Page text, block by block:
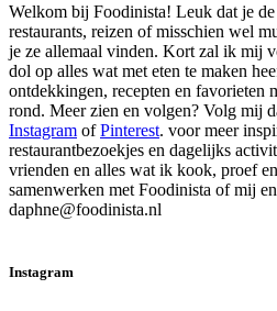
Welkom bij Foodinista! Leuk dat je
restaurants, reizen of misschien wel
je ze allemaal vinden. Kort zal ik mij
dol op alles wat met eten te maken
ontdekkingen, recepten en favorieten
rond. Meer zien en volgen? Volg mij
Instagram ofPinterest. voor meer
restaurantbezoekjes en dagelijks
vrienden en alles wat ik kook, proef
samenwerken met Foodinista of mij
daphne@foodinista.nl
Instagram